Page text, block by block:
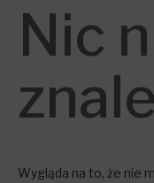
Nic
Wygląda na to, że nie